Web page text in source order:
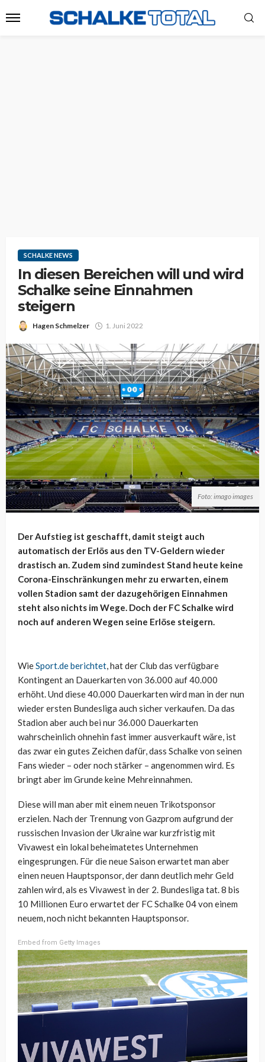
SCHALKE NEWS
In diesen Bereichen will und wird
Schalke seine Einnahmen
steigern
Hagen Schmelzer 1. Juni 2022
Foto: imago images
Der Aufstieg ist geschafft, damit steigt auch
automatisch der Erlös aus den TV-Geldern wieder
drastisch an. Zudem sind zumindest Stand heute keine
Corona-Einschränkungen mehr zu erwarten, einem
vollen Stadion samt der dazugehörigen Einnahmen
steht also nichts im Wege. Doch der FC Schalke wird
noch auf anderen Wegen seine Erlöse steigern.
WieSport.de berichtet, hat der Club das verfügbare
Kontingent an Dauerkarten von 36.000 auf 40.000
erhöht. Und diese 40.000 Dauerkarten wird man in der nun
wieder ersten Bundesliga auch sicher verkaufen. Da das
Stadion aber auch bei nur 36.000 Dauerkarten
wahrscheinlich ohnehin fast immer ausverkauft wäre, ist
das zwar ein gutes Zeichen dafür, dass Schalke von seinen
Fans wieder – oder noch stärker – angenommen wird. Es
bringt aber im Grunde keine Mehreinnahmen.
Diese will man aber mit einem neuen Trikotsponsor
erzielen. Nach der Trennung von Gazprom aufgrund der
russischen Invasion der Ukraine war kurzfristig mit
Vivawest ein lokal beheimatetes Unternehmen
eingesprungen. Für die neue Saison erwartet man aber
einen neuen Hauptsponsor, der dann deutlich mehr Geld
zahlen wird, als es Vivawest in der 2. Bundesliga tat. 8 bis
10 Millionen Euro erwartet der FC Schalke 04 von einem
neuem, noch nicht bekannten Hauptsponsor.
Embed from Getty Images